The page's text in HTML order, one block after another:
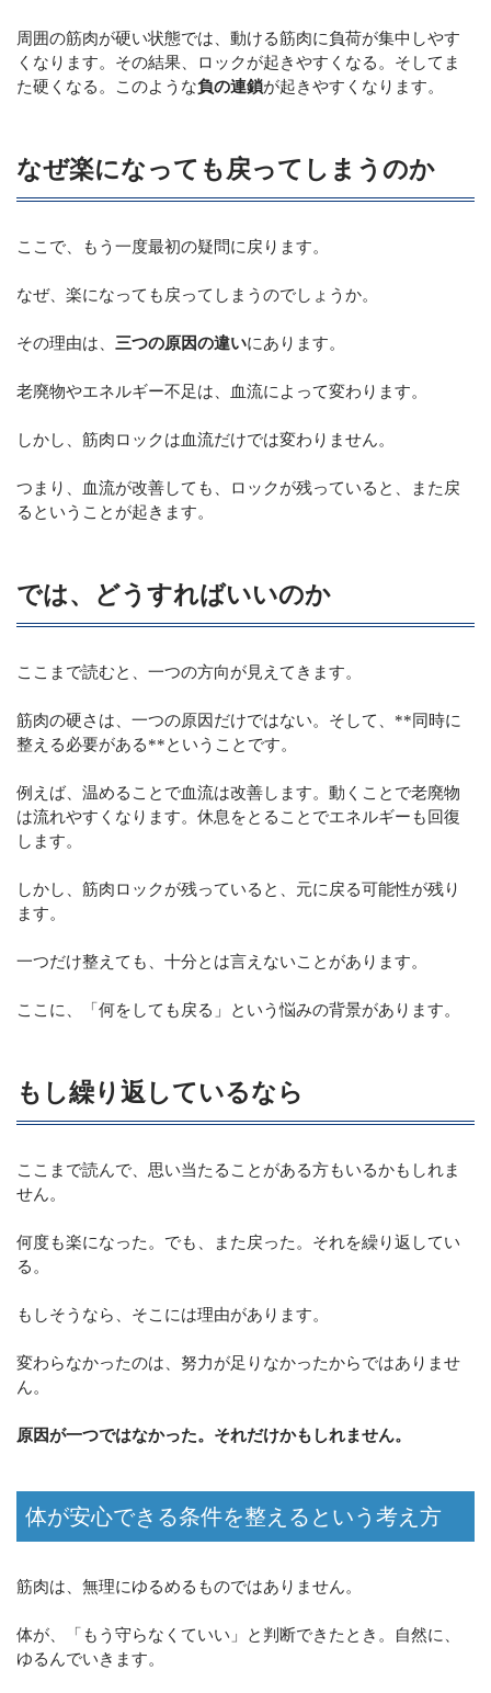
周囲の筋肉が硬い状態では、動ける筋肉に負荷が集中しやす
くなります。その結果、ロックが起きやすくなる。そしてま
た硬くなる。このような負の連鎖が起きやすくなります。
なぜ楽になっても戻ってしまうのか
ここで、もう一度最初の疑問に戻ります。
なぜ、楽になっても戻ってしまうのでしょうか。
その理由は、 三つの原因の違いにあります。
老廃物やエネルギー不足は、血流によって変わります。
しかし、筋肉ロックは血流だけでは変わりません。
つまり、血流が改善しても、ロックが残っていると、また戻
るということが起きます。
では、どうすればいいのか
ここまで読むと、一つの方向が見えてきます。
筋肉の硬さは、一つの原因だけではない。そして、**同時に
整える必要がある**ということです。
例えば、温めることで血流は改善します。動くことで老廃物
は流れやすくなります。休息をとることでエネルギーも回復
します。
しかし、筋肉ロックが残っていると、元に戻る可能性が残り
ます。
一つだけ整えても、十分とは言えないことがあります。
ここに、「何をしても戻る」という悩みの背景があります。
もし繰り返しているなら
ここまで読んで、思い当たることがある方もいるかもしれま
せん。
何度も楽になった。でも、また戻った。それを繰り返してい
る。
もしそうなら、そこには理由があります。
変わらなかったのは、努力が足りなかったからではありませ
ん。
原因が一つではなかった。それだけかもしれません。
体が安心できる条件を整えるという考え方
筋肉は、無理にゆるめるものではありません。
体が、「もう守らなくていい」と判断できたとき。自然に、
ゆるんでいきます。